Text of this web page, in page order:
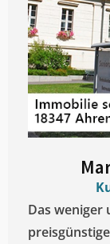
Das weniger